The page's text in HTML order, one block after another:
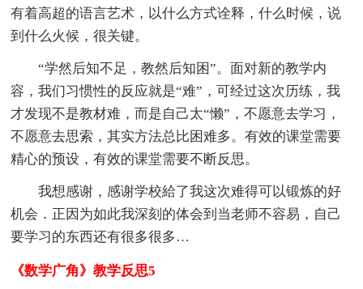
有着高超的语言艺术，以什么方式诠释，什么时候，说
到什么火候，很关键。
“学然后知不足，教然后知困”。面对新的教学内
容，我们习惯性的反应就是“难”，可经过这次历练，我
才发现不是教材难，而是自己太“懒”，不愿意去学习，
不愿意去思索，其实方法总比困难多。有效的课堂需要
精心的预设，有效的课堂需要不断反思。
我想感谢，感谢学校給了我这次难得可以锻炼的好
机会．正因为如此我深刻的体会到当老师不容易，自己
要学习的东西还有很多很多…
《数学广角》教学反思5